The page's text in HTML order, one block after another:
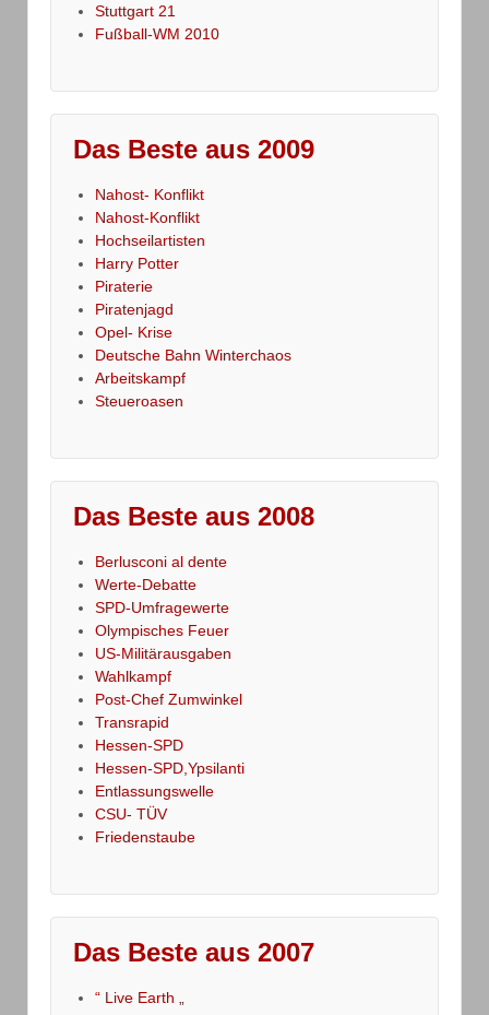
Stuttgart 21
Fußball-WM 2010
Das Beste aus 2009
Nahost- Konflikt
Nahost-Konflikt
Hochseilartisten
Harry Potter
Piraterie
Piratenjagd
Opel- Krise
Deutsche Bahn Winterchaos
Arbeitskampf
Steueroasen
Das Beste aus 2008
Berlusconi al dente
Werte-Debatte
SPD-Umfragewerte
Olympisches Feuer
US-Militärausgaben
Wahlkampf
Post-Chef Zumwinkel
Transrapid
Hessen-SPD
Hessen-SPD,Ypsilanti
Entlassungswelle
CSU- TÜV
Friedenstaube
Das Beste aus 2007
“ Live Earth „